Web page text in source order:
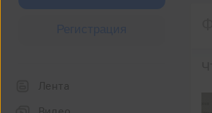
Лента